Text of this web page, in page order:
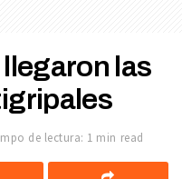
las
de lectura: 1 min read